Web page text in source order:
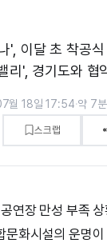
', 이달 초 착공
리', 경기도와 협
월 18일 17:54·약 7분
스크랩
연장 만성 부족
문화시설의 운명